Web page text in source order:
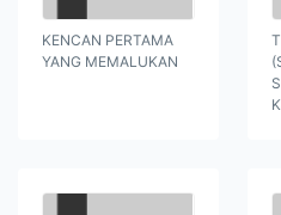
KENCAN PERTAMA
YANG MEMALUKAN